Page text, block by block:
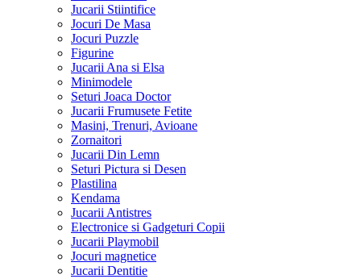
Jucarii Stiintifice
Jocuri De Masa
Jocuri Puzzle
Figurine
Jucarii Ana si Elsa
Minimodele
Seturi Joaca Doctor
Jucarii Frumusete Fetite
Masini, Trenuri, Avioane
Zornaitori
Jucarii Din Lemn
Seturi Pictura si Desen
Plastilina
Kendama
Jucarii Antistres
Electronice si Gadgeturi Copii
Jucarii Playmobil
Jocuri magnetice
Jucarii Dentitie